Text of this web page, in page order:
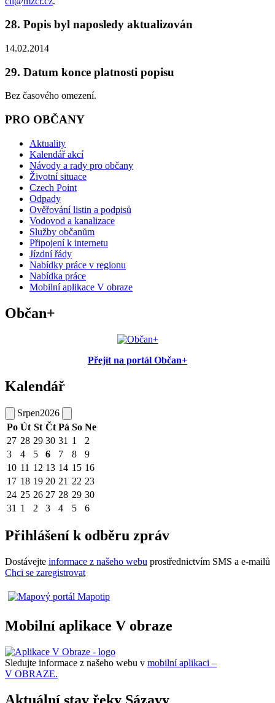
28. Popis byl naposledy aktualizován
14.02.2014
29. Datum konce platnosti popisu
Bez časového omezení.
PRO OBČANY
Aktuality
Kalendář akcí
Návody a rady pro občany
Životní situace
Czech Point
Odpady
Ověřování listin a podpisů
Vodovod a kanalizace
Služby občanům
Připojení k internetu
Jízdní řády
Nabídky práce v regionu
Nabídka práce
Mobilní aplikace V obraze
Občan+
Přejít na portál Občan+
Kalendář
Srpen2026
Po Út St Čt Pá So Ne
27 28 29 30 31 1
2
3
4 5 6 7 8
9
10 11 12 13 14 15 16
17 18 19 20 21 22 23
24 25 26 27 28 29 30
31 1 2 3 4 5 6
Přihlášení k odběru zpráv
Dostávejte informace z našeho webu prostřednictvím SMS a e-mailů
Chci se zaregistrovat
Mobilní aplikace V obraze
Sledujte informace z našeho webu v mobilní aplikaci –
V OBRAZE.